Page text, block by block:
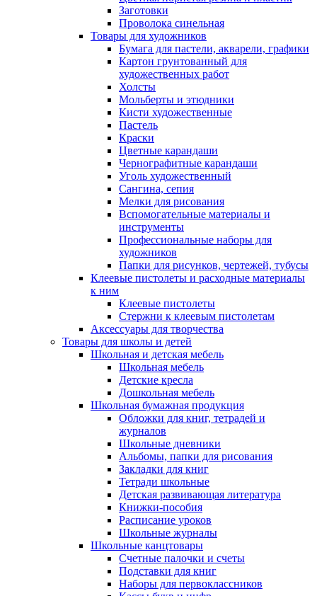
Заготовки
Проволока синельная
Товары для художников
Бумага для пастели, акварели, графики
Картон грунтованный для
художественных работ
Холсты
Мольберты и этюдники
Кисти художественные
Пастель
Краски
Цветные карандаши
Чернографитные карандаши
Уголь художественный
Сангина, сепия
Мелки для рисования
Вспомогательные материалы и
инструменты
Профессиональные наборы для
художников
Папки для рисунков, чертежей, тубусы
Клеевые пистолеты и расходные материалы
к ним
Клеевые пистолеты
Стержни к клеевым пистолетам
Аксессуары для творчества
Товары для школы и детей
Школьная и детская мебель
Школьная мебель
Детские кресла
Дошкольная мебель
Школьная бумажная продукция
Обложки для книг, тетрадей и
журналов
Школьные дневники
Альбомы, папки для рисования
Закладки для книг
Тетради школьные
Детская развивающая литература
Книжки-пособия
Расписание уроков
Школьные журналы
Школьные канцтовары
Счетные палочки и счеты
Подставки для книг
Наборы для первоклассников